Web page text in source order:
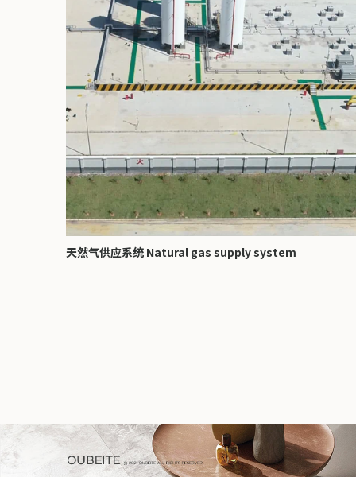
天然气供应系统 Natural gas supply system